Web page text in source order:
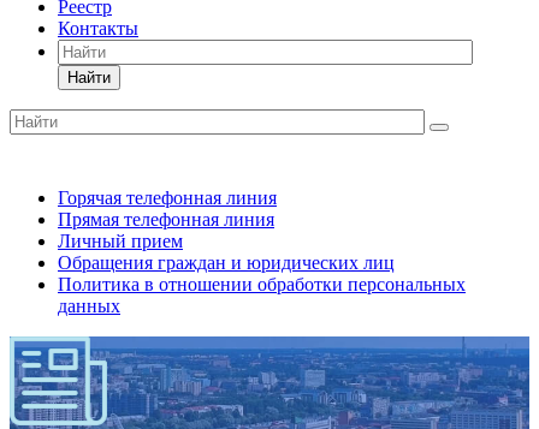
Реестр
Контакты
Найти
Горячая телефонная линия
Прямая телефонная линия
Личный прием
Обращения граждан и юридических лиц
Политика в отношении обработки персональных
данных